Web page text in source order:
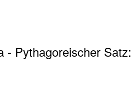
- Pythagoreischer Satz: